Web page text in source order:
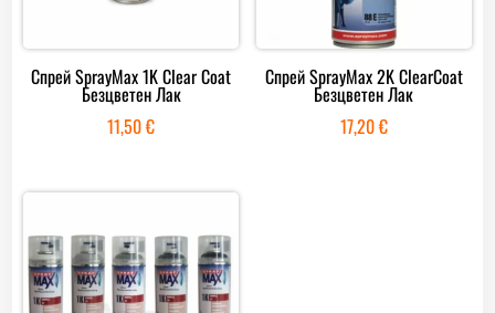
Спрей SprayMax 1K Clear Coat
Безцветен Лак
11,50€
Спрей SprayMax 2K ClearCoat
Безцветен Лак
17,20€